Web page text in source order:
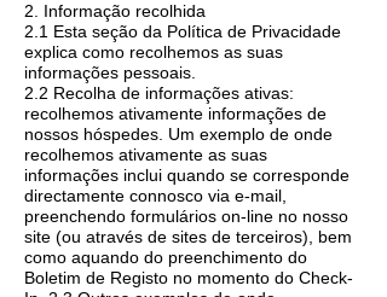
2. Informação recolhida
2.1 Esta seção da Política de Privacidade
explica como recolhemos as suas
informações pessoais.
2.2 Recolha de informações ativas:
recolhemos ativamente informações de
nossos hóspedes. Um exemplo de onde
recolhemos ativamente as suas
informações inclui quando se corresponde
directamente connosco via e-mail,
preenchendo formulários on-line no nosso
site (ou através de sites de terceiros), bem
como aquando do preenchimento do
Boletim de Registo no momento do Check-